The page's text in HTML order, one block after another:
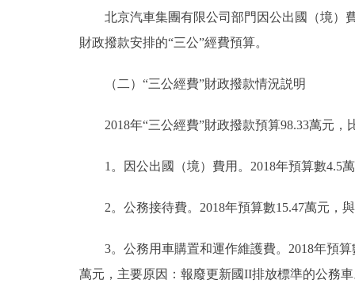
ITALIANO
北京汽車集團有限公司部門因公出國（境）費
財政撥款安排的“三公”經費預算。
（二）“三公經費”財政撥款情況説明
2018年“三公經費”財政撥款預算98.33萬元，
1。因公出國（境）費用。2018年預算數4.5萬
2。公務接待費。2018年預算數15.47萬元，與
3。公務用車購置和運作維護費。2018年預算
萬元，主要原因：報廢更新國II排放標準的公務